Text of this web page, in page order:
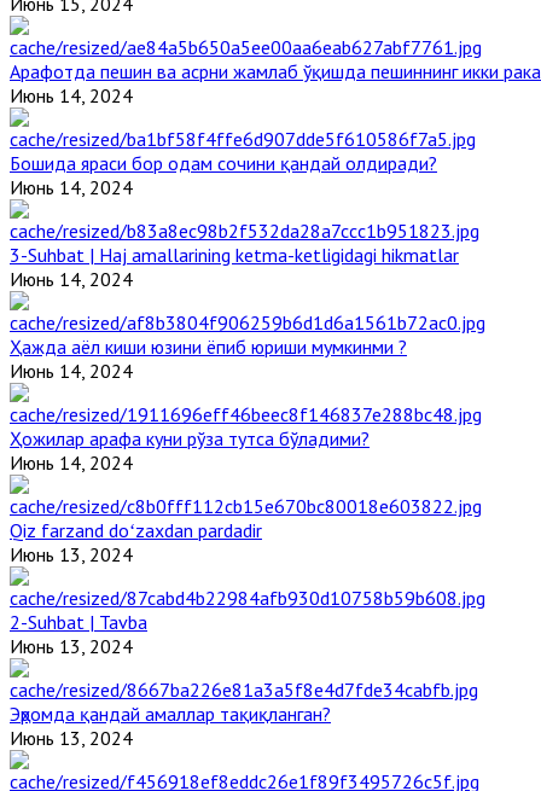
Арафотда пешин ва асрни жамлаб ўқишда пешиннинг икки
Июнь 14, 2024
Бошида яраси бор одам сочини қандай олдиради?
Июнь 14, 2024
3-Suhbat | Haj amallarining ketma-ketligidagi hikmatlar
Июнь 14, 2024
Ҳажда аёл киши юзини ёпиб юриши мумкинми ?
Июнь 14, 2024
Ҳожилар арафа куни рўза тутса бўладими?
Июнь 14, 2024
Qiz farzand doʻzaxdan pardadir
Июнь 13, 2024
2-Suhbat | Tavba
Июнь 13, 2024
Эҳромда қандай амаллар тақиқланган?
Июнь 13, 2024